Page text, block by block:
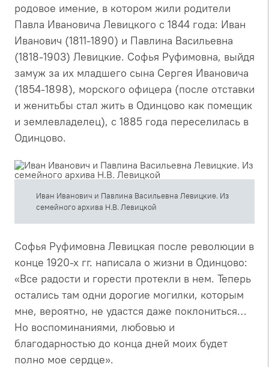
родовое имение, в котором жили родители
Павла Ивановича Левицкого с 1844 года: Иван
Иванович (1811-1890) и Павлина Васильевна
(1818-1903) Левицкие. Софья Руфимовна, выйдя
замуж за их младшего сына Сергея Ивановича
(1854-1898), морского офицера (после отставки
и женитьбы стал жить в Одинцово как помещик
и землевладелец), с 1885 года переселилась в
Одинцово.
Иван Иванович и Павлина Васильевна Левицкие. Из
семейного архива Н.В. Левицкой
Софья Руфимовна Левицкая после революции в
конце 1920-х гг. написала о жизни в Одинцово:
«Все радости и горести протекли в нем. Теперь
остались там одни дорогие могилки, которым
мне, вероятно, не удастся даже поклониться…
Но воспоминаниями, любовью и
благодарностью до конца дней моих будет
полно мое сердце».